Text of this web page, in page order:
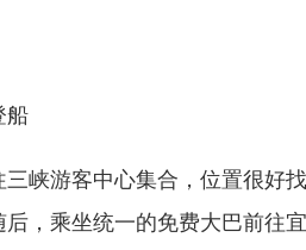
船
峡游客中心集合，位置很好
，乘坐统一的免费大巴前往